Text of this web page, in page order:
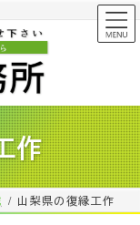
作
山梨県の復縁工作